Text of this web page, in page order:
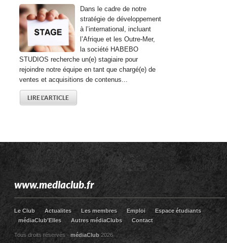
Dans le cadre de notre
stratégie de développement
à l’international, incluant
l’Afrique et les Outre-Mer,
la société HABEBO
STUDIOS recherche un(e) stagiaire pour
rejoindre notre équipe en tant que chargé(e) de
ventes et acquisitions de contenus...
LIRE L'ARTICLE
www.mediaclub.fr
Le Club Actualites Les membres Emploi
Espace étudiants
médiaClub’Elles
Autres médiaClubs Contact
Tous droits réservés -médiaClub 2026